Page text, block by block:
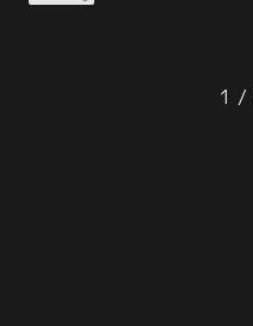
者は10代後半の若者でヒスパニック
そんな中、容疑者の乗り捨てた盗
車がヒスパニック系の住民が多く
1